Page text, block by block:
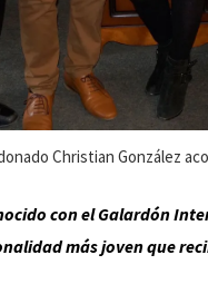
Christian González
con el Galardón
más joven que